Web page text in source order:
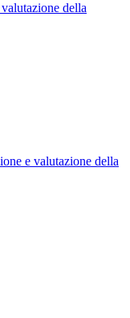
della
e valutazione della